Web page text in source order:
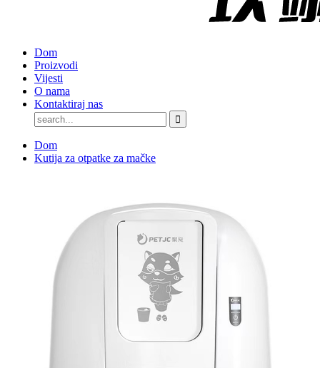
Dom
Proizvodi
Vijesti
O nama
Kontaktiraj nas
Dom
Kutija za otpatke za mačke